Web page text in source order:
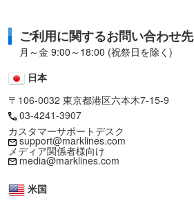
ご利用に関するお問い合わせ先
月～金 9:00～18:00 (祝祭日を除く)
日本
〒106-0032 東京都港区六本木7-15-9
03-4241-3907
カスタマーサポートデスク
support@marklines.com
メディア関係者様向け
media@marklines.com
米国